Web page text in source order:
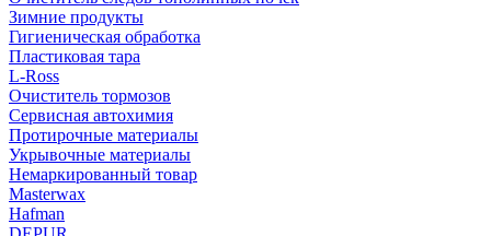
Зимние продукты
Гигиеническая обработка
Пластиковая тара
L-Ross
Очиститель тормозов
Сервисная автохимия
Протирочные материалы
Укрывочные материалы
Немаркированный товар
Masterwax
Hafman